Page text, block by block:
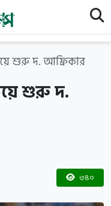
শুরু দ. আফ্রিকার
শুরু দ.
৩৪০